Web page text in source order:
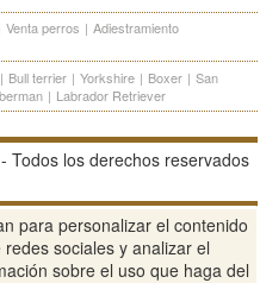
Venta perros | Adiestramiento
| Bull terrier | Yorkshire | Boxer | San
| Labrador Retriever
Todos los derechos reservados
| Aviso Legal Política de
privacidad | Condiciones de uso
para personalizar el contenido
sociales y analizar el
sobre el uso que haga del